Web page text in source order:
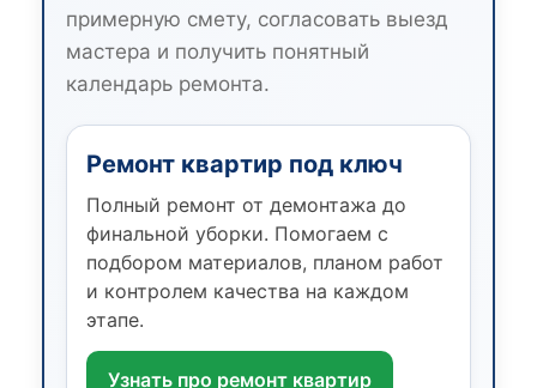
примерную смету, согласовать выезд
мастера и получить понятный
календарь ремонта.
Ремонт квартир под ключ
Полный ремонт от демонтажа до
финальной уборки. Помогаем с
подбором материалов, планом работ
и контролем качества на каждом
этапе.
Узнать про ремонт квартир